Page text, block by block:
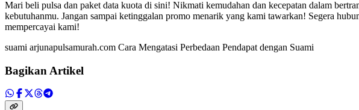
Mari beli pulsa dan paket data kuota di sini! Nikmati kemudahan dan kecepatan dalam
kebutuhanmu. Jangan sampai ketinggalan promo menarik yang kami tawarkan! Segera
mempercayai kami!
suami arjunapulsamurah.com Cara Mengatasi Perbedaan Pendapat dengan Suami
Bagikan Artikel